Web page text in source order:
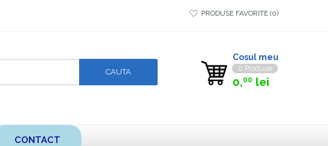
PRODUSE FAVORITE 0
Cosul meu
0 Produse
0,00 lei
CONTACT